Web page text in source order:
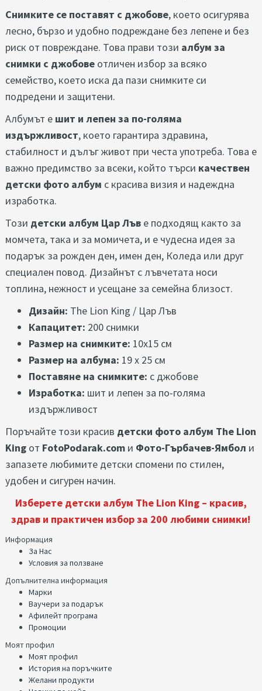
Снимките се поставят с джобове, което осигурява
лесно, бързо и удобно подреждане без лепене и без
риск от повреждане. Това прави този албум за
снимки с джобове отличен избор за всяко
семейство, което иска да пази снимките си
подредени и защитени.
Албумът е шит и лепен за по-голяма
издържливост, което гарантира здравина,
стабилност и дълъг живот при честа употреба. Това е
важно предимство за всеки, който търси качествен
детски фото албум с красива визия и надеждна
изработка.
Този детски албум Цар Лъв е подходящ както за
момчета, така и за момичета, и е чудесна идея за
подарък за рожден ден, имен ден, Коледа или друг
специален повод. Дизайнът с лъвчетата носи
топлина, нежност и усещане за семейна близост.
Дизайн: The Lion King / Цар Лъв
Капацитет: 200 снимки
Размер на снимките: 10x15 см
Размер на албума: 19 х 25 см
Поставяне на снимките: с джобове
Изработка: шит и лепен за по-голяма
издържливост
Поръчайте този красив детски фото албум The Lion
King от FotoPodarak.com и Фото-Гърбачев-Ямбол и
запазете любимите детски спомени по стилен,
удобен и сигурен начин.
Изберете детски албум The Lion King – красив,
здрав и практичен избор за 200 любими снимки!
Информация
За Нас
Условия за ползване
Допълнителна информация
Марки
Ваучери за подарък
Афилейт програма
Промоции
Моят профил
Моят профил
История на поръчките
Желани продукти